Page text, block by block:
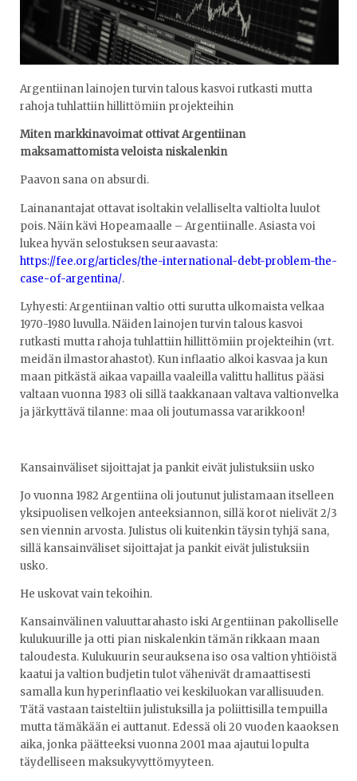
Argentiinan lainojen turvin talous kasvoi rutkasti mutta
rahoja tuhlattiin hillittömiin projekteihin
Miten markkinavoimat ottivat Argentiinan
maksamattomista veloista niskalenkin
Paavon sana on absurdi.
Lainanantajat ottavat isoltakin velalliselta valtiolta luulot
pois. Näin kävi Hopeamaalle – Argentiinalle. Asiasta voi
lukea hyvän selostuksen seuraavasta:
https://fee.org/articles/the-international-debt-problem-the-
case-of-argentina/.
Lyhyesti: Argentiinan valtio otti surutta ulkomaista velkaa
1970-1980 luvulla. Näiden lainojen turvin talous kasvoi
rutkasti mutta rahoja tuhlattiin hillittömiin projekteihin (vrt.
meidän ilmastorahastot). Kun inflaatio alkoi kasvaa ja kun
maan pitkästä aikaa vapailla vaaleilla valittu hallitus pääsi
valtaan vuonna 1983 oli sillä taakkanaan valtava valtionvelka
ja järkyttävä tilanne: maa oli joutumassa vararikkoon!
Kansainväliset sijoittajat ja pankit eivät julistuksiin usko
Jo vuonna 1982 Argentiina oli joutunut julistamaan itselleen
yksipuolisen velkojen anteeksiannon, sillä korot nielivät 2/3
sen viennin arvosta. Julistus oli kuitenkin täysin tyhjä sana,
sillä kansainväliset sijoittajat ja pankit eivät julistuksiin
usko.
He uskovat vain tekoihin.
Kansainvälinen valuuttarahasto iski Argentiinan pakolliselle
kulukuurille ja otti pian niskalenkin tämän rikkaan maan
taloudesta. Kulukuurin seurauksena iso osa valtion yhtiöistä
kaatui ja valtion budjetin tulot vähenivät dramaattisesti
samalla kun hyperinflaatio vei keskiluokan varallisuuden.
Tätä vastaan taisteltiin julistuksilla ja poliittisilla tempuilla
mutta tämäkään ei auttanut. Edessä oli 20 vuoden kaaoksen
aika, jonka päätteeksi vuonna 2001 maa ajautui lopulta
täydelliseen maksukyvyttömyyteen.